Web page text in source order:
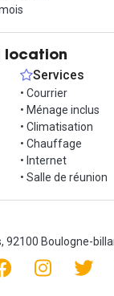
retrouvez une belle
Les 3 Napoli, La
quartier pour
? Contactez
!
location
Services
• Courrier
• Ménage inclus
• Climatisation
• Chauffage
• Internet
• Salle de réunion
92100 Boulogne-